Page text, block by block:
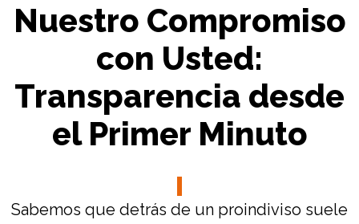
Nuestro Compromiso
con Usted:
Transparencia desde
el Primer Minuto
Sabemos que detrás de un proindiviso suele